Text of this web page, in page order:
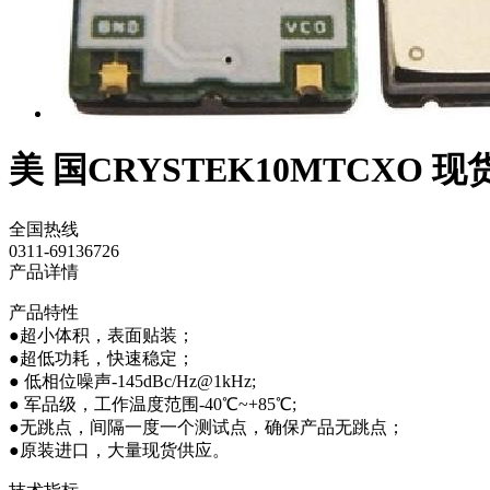
美 国CRYSTEK10MTCXO 现
全国热线
0311-69136726
产品详情
产品特性
●超小体积，表面贴装；
●超低功耗，快速稳定；
● 低相位噪声-145dBc/Hz@1kHz;
● 军品级，工作温度范围-40℃~+85℃;
●无跳点，间隔一度一个测试点，确保产品无跳点；
●原装进口，大量现货供应。